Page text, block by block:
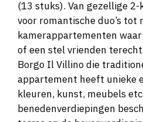
(13 stuks). Van gezellige
voor romantische duo’s tot
kamerappartementen
of een stel vrienden
Borgo Il Villino die
appartement heeft unieke
kleuren, kunst, meubels
benedenverdiepingen